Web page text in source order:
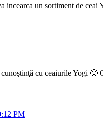
incearca un sortiment de
cu ceaiurile Yogi 🙂
PM